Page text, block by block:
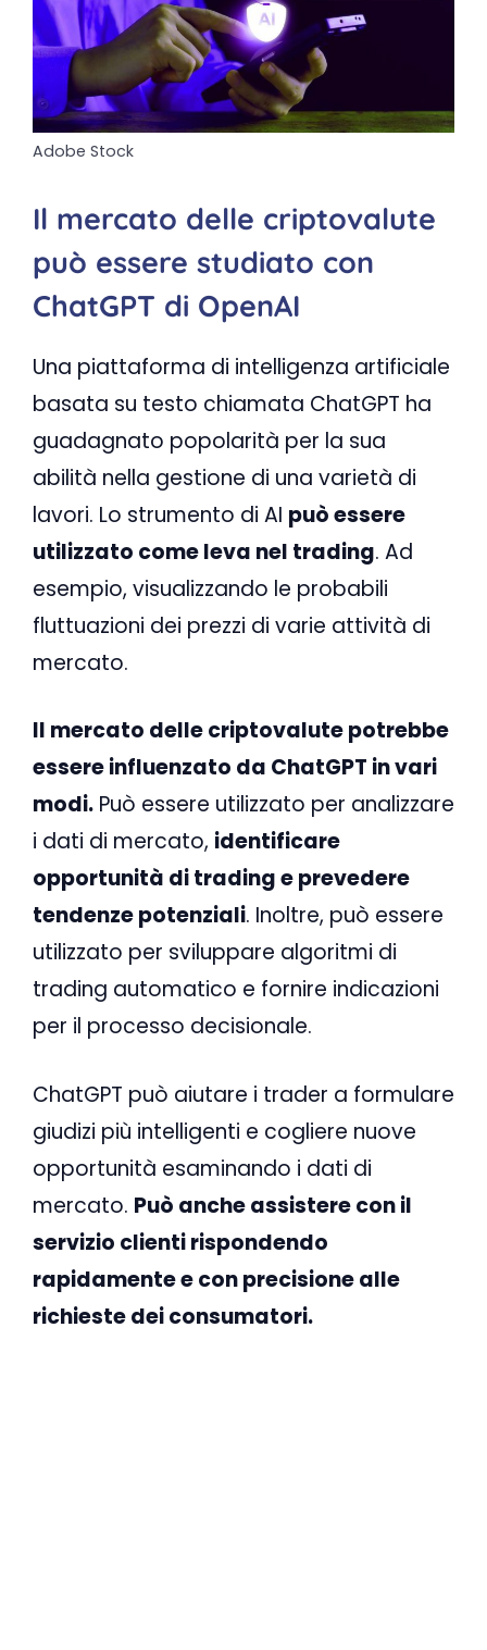
Adobe Stock
Il mercato delle criptovalute
può essere studiato con
ChatGPT di OpenAI
Una piattaforma di intelligenza artificiale
basata su testo chiamata ChatGPT ha
guadagnato popolarità per la sua
abilità nella gestione di una varietà di
lavori. Lo strumento di AI può essere
utilizzato come leva nel trading. Ad
esempio, visualizzando le probabili
fluttuazioni dei prezzi di varie attività di
mercato.
Il mercato delle criptovalute potrebbe
essere influenzato da ChatGPT in vari
modi. Può essere utilizzato per analizzare
i dati di mercato, identificare
opportunità di trading e prevedere
tendenze potenziali. Inoltre, può essere
utilizzato per sviluppare algoritmi di
trading automatico e fornire indicazioni
per il processo decisionale.
ChatGPT può aiutare i trader a formulare
giudizi più intelligenti e cogliere nuove
opportunità esaminando i dati di
mercato. Può anche assistere con il
servizio clienti rispondendo
rapidamente e con precisione alle
richieste dei consumatori.